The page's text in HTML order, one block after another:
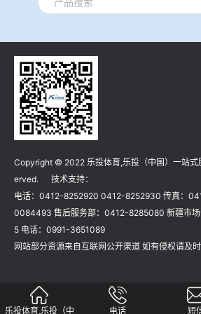
冶金渣、保护渣等高温物性检测设备
冶金石灰活性度测定仪
矿石、焦炭物理检测及制样设备
工业分析、测硫仪等
乐投体育,乐投（中国）一站式服务平台
Copyright © 2022 乐投体育,乐投（中国）一站式
erved. 技术支持：
电话：0412-8252920 0412-8252930 传真：
0084493 售后服务部：0412-8285080 新疆市
5 电话：0991-3651089
网站部分资源来自互联网公开渠道 如有侵权
乐投体育,乐投（中 电话 短